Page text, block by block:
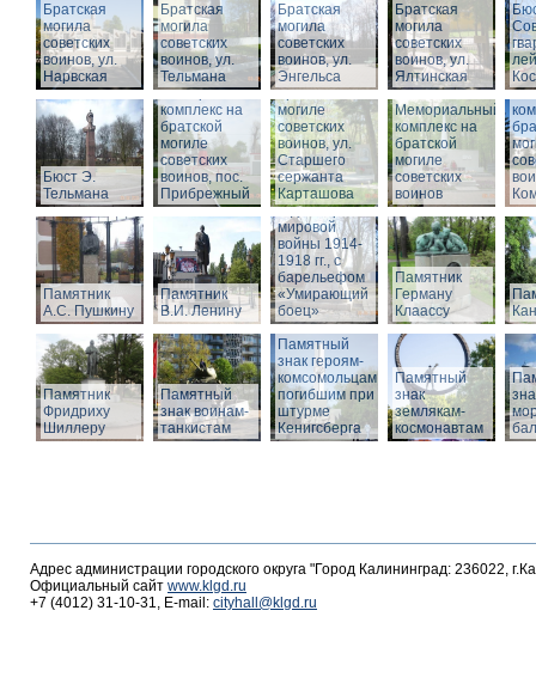
Братская
могила
советских
воинов, ул.
Нарвская
Братская
могила
советских
воинов, ул.
Тельмана
Братская
могила
советских
воинов, ул.
Энгельса
Братская
могила
советских
воинов, ул.
Ялтинская
Бюст Э.
Тельмана
Мемориальный
комплекс на
братской
могиле
советских
воинов, пос.
Прибрежный
Мемориальный
комплекс на
братской
могиле
советских
воинов, ул.
Старшего
сержанта
Карташова
Мемориальный
комплекс на
братской
могиле
советских
воинов
Памятник
А.С. Пушкину
Памятник
В.И. Ленину
Памятник
воинам,
погибшим в
годы Первой
мировой
войны 1914-
1918 гг., с
барельефом
«Умирающий
боец»
Памятник
Герману
Клаассу
Памятник
Фридриху
Шиллеру
Памятный
знак воинам-
танкистам
Памятный
знак героям-
комсомольцам,
погибшим при
штурме
Кенигсберга
Памятный
знак
землякам-
космонавтам
Адрес администрации городского округа "Город Калининград: 236022,
Официальный сайт www.klgd.ru
+7 (4012) 31-10-31, E-mail: cityhall@klgd.ru